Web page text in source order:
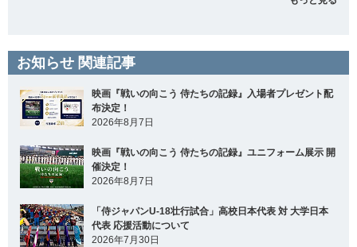
お知らせ 関連記事
映画『戦いの向こう 侍たちの記録』入場者プレゼント配
布決定！
2026年8月7日
映画『戦いの向こう 侍たちの記録』ユニフォーム展示 開
催決定！
2026年8月7日
「侍ジャパンU-18壮行試合」高校日本代表 対 大学日本
代表 応援活動について
2026年7月30日